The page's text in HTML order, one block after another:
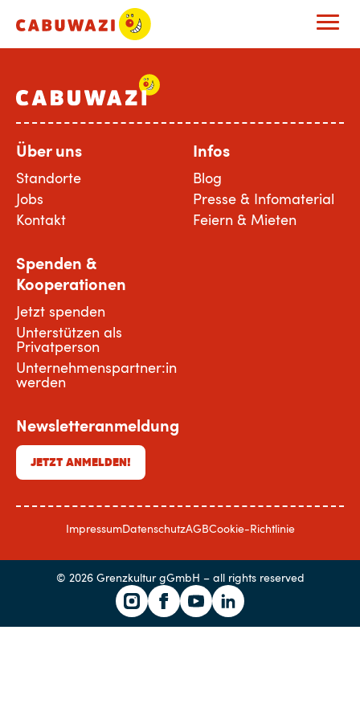
Über uns
Standorte
Jobs
Kontakt
Infos
Blog
Presse & Infomaterial
Feiern & Mieten
Spenden &
Kooperationen
Jetzt spenden
Unterstützen als
Privatperson
Unternehmenspartner:in
werden
Newsletteranmeldung
JETZT ANMELDEN!
ImpressumDatenschutzAGBCookie-Richtlinie
© 2026 Grenzkultur gGmbH – all rights reserved